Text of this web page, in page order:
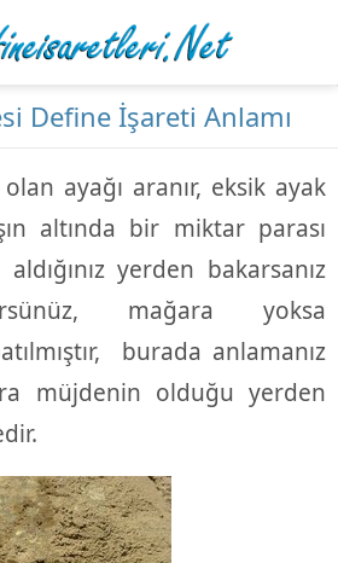
Define İşareti Anlamı
ayağı aranır, eksik ayak
altında bir miktar parası
yerden bakarsanız
mağara yoksa
burada anlamanız
müjdenin olduğu yerden